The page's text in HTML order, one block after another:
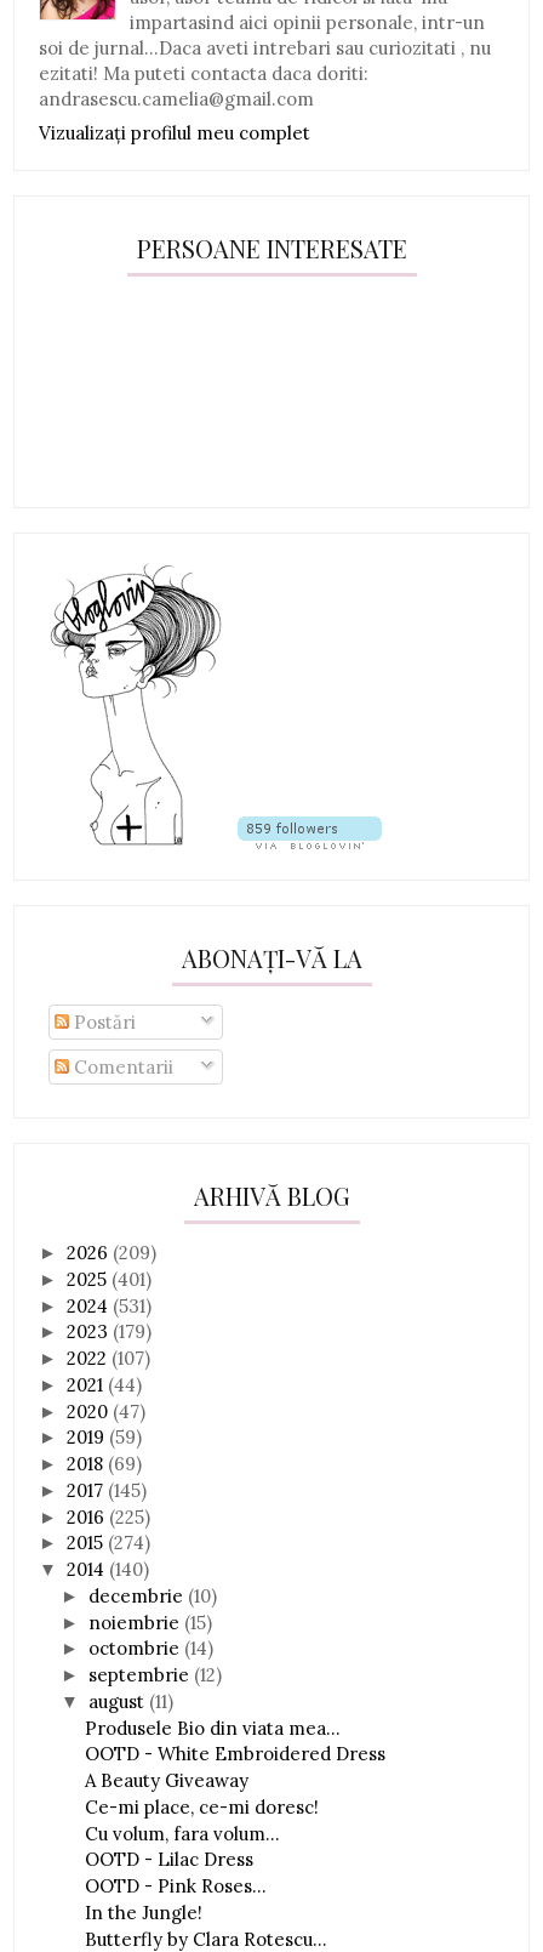
impartasind aici opinii personale, intr-un
soi de jurnal...Daca aveti intrebari sau curiozitati , nu
ezitati! Ma puteti contacta daca doriti:
andrasescu.camelia@gmail.com
Vizualizați profilul meu complet
PERSOANE INTERESATE
ABONAȚI-VĂ LA
Postări
Comentarii
ARHIVĂ BLOG
►2026 (209)
►2025 (401)
►2024 (531)
►2023 (179)
►2022 (107)
►2021 (44)
►2020 (47)
►2019 (59)
►2018 (69)
►2017 (145)
►2016 (225)
►2015 (274)
▼2014 (140)
► decembrie (10)
► noiembrie (15)
► octombrie (14)
► septembrie (12)
▼ august (11)
Produsele Bio din viata mea...
OOTD - White Embroidered Dress
A Beauty Giveaway
Ce-mi place, ce-mi doresc!
Cu volum, fara volum...
OOTD - Lilac Dress
OOTD - Pink Roses...
In the Jungle!
Butterfly by Clara Rotescu...